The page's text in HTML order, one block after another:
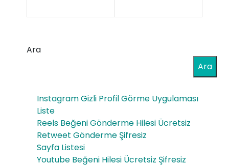
Op
Par
Ara
Ara
Instagram Gizli Profil Görme Uygulaması
Liste
Reels Beğeni Gönderme Hilesi Ücretsiz
Retweet Gönderme Şifresiz
Sayfa Listesi
Youtube Beğeni Hilesi Ücretsiz Şifresiz